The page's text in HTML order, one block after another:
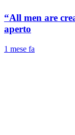
“All men are
aperto
1 mese fa